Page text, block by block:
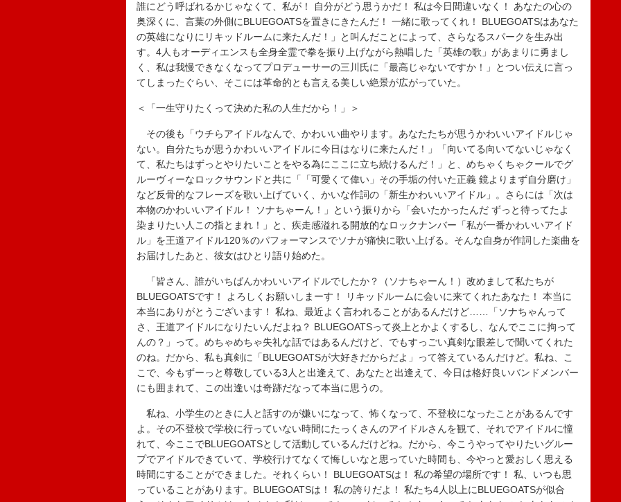
誰にどう呼ばれるかじゃなくて、私が！ 自分がどう思うかだ！ 私は今日間違いなく！ あなたの心の
奥深くに、言葉の外側にBLUEGOATSを置きにきたんだ！ 一緒に歌ってくれ！ BLUEGOATSはあなた
の英雄になりにリキッドルームに来たんだ！」と叫んだことによって、さらなるスパークを生み出
す。4人もオーディエンスも全身全霊で拳を振り上げながら熱唱した「英雄の歌」があまりに勇まし
く、私は我慢できなくなってプロデューサーの三川氏に「最高じゃないですか！」とつい伝えに言っ
てしまったぐらい、そこには革命的とも言える美しい絶景が広がっていた。
＜「一生守りたくって決めた私の人生だから！」＞
その後も「ウチらアイドルなんで、かわいい曲やります。あなたたちが思うかわいいアイドルじゃ
ない。自分たちが思うかわいいアイドルに今日はなりに来たんだ！」「向いてる向いてないじゃなく
て、私たちはずっとやりたいことをやる為にここに立ち続けるんだ！」と、めちゃくちゃクールでグ
ルーヴィーなロックサウンドと共に「「可愛くて偉い」その手垢の付いた正義 鏡よりまず自分磨け」
など反骨的なフレーズを歌い上げていく、かいな作詞の「新生かわいいアイドル」。さらには「次は
本物のかわいいアイドル！ ソナちゃーん！」という振りから「会いたかったんだ ずっと待ってたよ
染まりたい人この指とまれ！」と、疾走感溢れる開放的なロックナンバー「私が一番かわいいアイド
ル」を王道アイドル120％のパフォーマンスでソナが痛快に歌い上げる。そんな自身が作詞した楽曲を
お届けしたあと、彼女はひとり語り始めた。
「皆さん、誰がいちばんかわいいアイドルでしたか？（ソナちゃーん！）改めまして私たちが
BLUEGOATSです！ よろしくお願いしまーす！ リキッドルームに会いに来てくれたあなた！ 本当に
本当にありがとうございます！ 私ね、最近よく言われることがあるんだけど……「ソナちゃんって
さ、王道アイドルになりたいんだよね？ BLUEGOATSって炎上とかよくするし、なんでここに拘って
んの？」って。めちゃめちゃ失礼な話ではあるんだけど、でもすっごい真剣な眼差しで聞いてくれた
のね。だから、私も真剣に「BLUEGOATSが大好きだからだよ」って答えているんだけど。私ね、こ
こで、今もずーっと尊敬している3人と出逢えて、あなたと出逢えて、今日は格好良いバンドメンバー
にも囲まれて、この出逢いは奇跡だなって本当に思うの。
私ね、小学生のときに人と話すのが嫌いになって、怖くなって、不登校になったことがあるんです
よ。その不登校で学校に行っていない時間にたっくさんのアイドルさんを観て、それでアイドルに憧
れて、今ここでBLUEGOATSとして活動しているんだけどね。だから、今こうやってやりたいグルー
プでアイドルできていて、学校行けてなくて悔しいなと思っていた時間も、今やっと愛おしく思える
時間にすることができました。それくらい！ BLUEGOATSは！ 私の希望の場所です！ 私、いつも思
っていることがあります。BLUEGOATSは！ 私の誇りだよ！ 私たち4人以上にBLUEGOATSが似合